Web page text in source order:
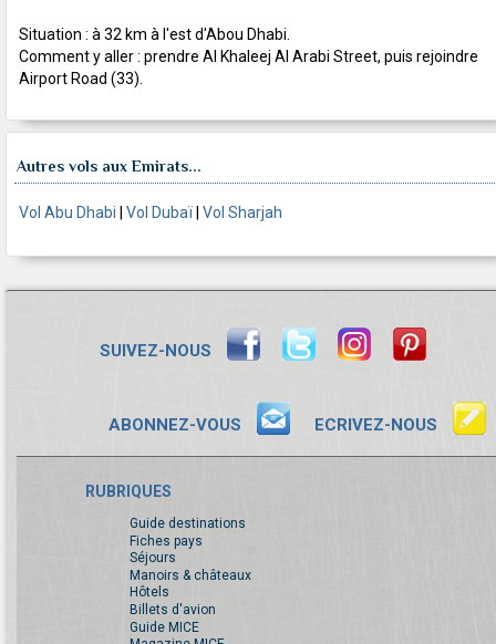
Situation : à 32 km à l'est d'Abou Dhabi.
Comment y aller : prendre Al Khaleej Al Arabi Street, puis rejoindre
Airport Road (33).
Autres vols aux Emirats...
Vol Abu Dhabi Vol Dubaï Vol Sharjah
SUIVEZ-NOUS
ABONNEZ-VOUS ECRIVEZ-NOUS
RUBRIQUES
Guide destinations
Fiches pays
Séjours
Manoirs & châteaux
Hôtels
Billets d'avion
Guide MICE